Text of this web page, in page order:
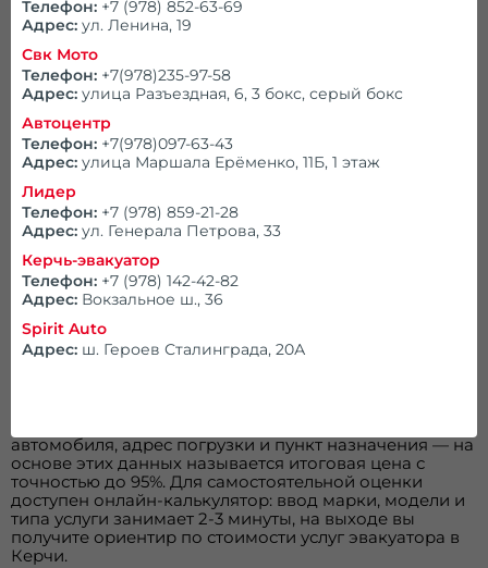
вопросы о машине и сразу подбирает тип
эвакуатора (со сдвижной платформой, с
манипулятором, грузовой).
Документы и чек.
После эвакуации обязательно выдаётся
кассовый чек или квитанция — это
Только сочетание этих факторов гарантирует, что
эвакуатор приедет вовремя, машину довезут без
повреждений и итоговая сумма совпадёт с
озвученной при заказе.
Узнайте цену и способ
эвакуации заранее
автомобиля, адрес погрузки и пункт назначения — на
основе этих данных называется итоговая цена с
точностью до 95%. Для самостоятельной оценки
доступен онлайн-калькулятор: ввод марки, модели и
типа услуги занимает 2-3 минуты, на выходе вы
получите ориентир по стоимости услуг эвакуатора в
Керчи.
Телефон: +7 (978) 852-63-69
Адрес: ул. Ленина, 19
Свк Мото
Телефон: +7(978)235-97-58
Адрес: улица Разъездная, 6, 3 бокс, серый бокс
Автоцентр
Телефон: +7(978)097-63-43
Адрес: улица Маршала Ерёменко, 11Б, 1 этаж
Лидер
Телефон: +7 (978) 859-21-28
Адрес: ул. Генерала Петрова, 33
Керчь-эвакуатор
Телефон: +7 (978) 142-42-82
Адрес: Вокзальное ш., 36
Spirit Auto
Адрес: ш. Героев Сталинграда, 20А